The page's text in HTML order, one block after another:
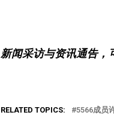
新闻采访与资讯通告，
RELATED TOPICS: 5566成员